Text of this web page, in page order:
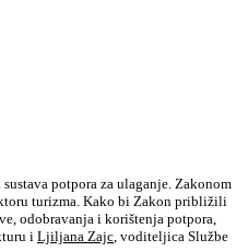
potpora za ulaganje. Zakonom
turizma. Kako bi Zakon približili
odobravanja i korištenja potpora,
i Ljiljana Zajc , voditeljica Službe